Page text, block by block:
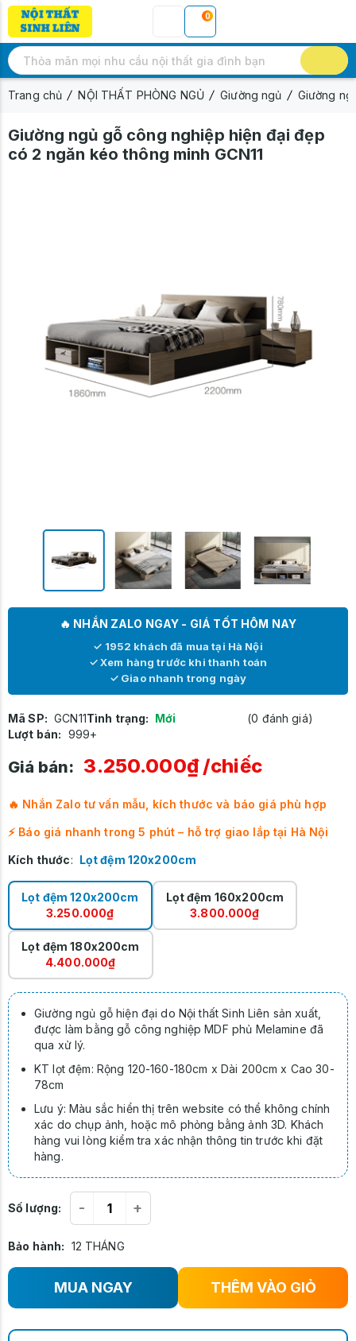
0
Trang chủ NỘI THẤT PHÒNG NGỦ Giường ngủ Giường
Giường ngủ gỗ công nghiệp hiện đại đẹp
có 2 ngăn kéo thông minh GCN11
🔥 NHẮN ZALO NGAY - GIÁ TỐT HÔM NAY
✓ 1952 khách đã mua tại Hà Nội
✓ Xem hàng trước khi thanh toán
✓ Giao nhanh trong ngày
Mã SP: GCN11Tình trạng: Mới
(0 đánh giá)
Lượt bán: 999+
Giá bán: 3.250.000₫/chiếc
🔥 Nhắn Zalo tư vấn mẫu, kích thước và báo giá phù hợp
⚡ Báo giá nhanh trong 5 phút – hỗ trợ giao lắp tại Hà Nội
Kích thước: Lọt đệm 120x200cm
Lọt đệm 120x200cm
3.250.000₫
Lọt đệm 160x200cm
3.800.000₫
Lọt đệm 180x200cm
4.400.000₫
Giường ngủ gỗ hiện đại do Nội thất Sinh Liên sản xuất,
được làm bằng gỗ công nghiệp MDF phủ Melamine đã
qua xử lý.
KT lọt đệm: Rộng 120-160-180cm x Dài 200cm x Cao 30-
78cm
Lưu ý: Màu sắc hiển thị trên website có thể không chính
xác do chụp ảnh, hoặc mô phỏng bằng ảnh 3D. Khách
hàng vui lòng kiểm tra xác nhận thông tin trước khi đặt
hàng.
Số lượng: - +
Bảo hành: 12 THÁNG
MUA NGAY THÊM VÀO GIỎ